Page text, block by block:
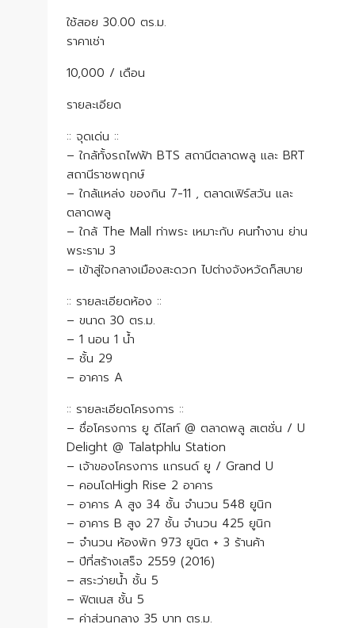
ใช้สอย 30.00 ตร.ม.
ราคาเช่า
10,000 / เดือน
รายละเอียด
:: จุดเด่น ::
– ใกล้ทั้งรถไฟฟ้า BTS สถานีตลาดพลู และ BRT
สถานีราชพฤกษ์
– ใกล้แหล่ง ของกิน 7-11 , ตลาดเฟิร์สวัน และ
ตลาดพลู
– ใกล้ The Mall ท่าพระ เหมาะกับ คนทำงาน ย่าน
พระราม 3
– เข้าสู่ใจกลางเมืองสะดวก ไปต่างจังหวัดก็สบาย
:: รายละเอียดห้อง ::
– ขนาด 30 ตร.ม.
– 1 นอน 1 น้ำ
– ชั้น 29
– อาคาร A
:: รายละเอียดโครงการ ::
– ชื่อโครงการ ยู ดีไลท์ @ ตลาดพลู สเตชั่น / U
Delight @ Talatphlu Station
– เจ้าของโครงการ แกรนด์ ยู / Grand U
– คอนโดHigh Rise 2 อาคาร
– อาคาร A สูง 34 ชั้น จำนวน 548 ยูนิก
– อาคาร B สูง 27 ชั้น จำนวน 425 ยูนิก
– จำนวน ห้องพัก 973 ยูนิต + 3 ร้านค้า
– ปีที่สร้างเสร็จ 2559 (2016)
– สระว่ายน้ำ ชั้น 5
– ฟิตเนส ชั้น 5
– ค่าส่วนกลาง 35 บาท ตร.ม.